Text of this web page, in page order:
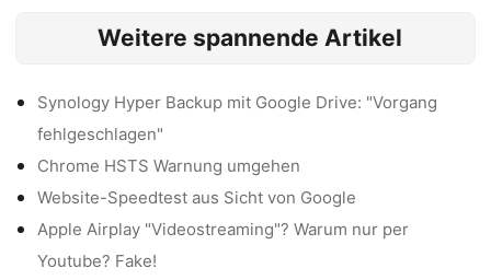
Weitere spannende Artikel
Synology Hyper Backup mit Google Drive: "Vorgang
fehlgeschlagen"
Chrome HSTS Warnung umgehen
Website-Speedtest aus Sicht von Google
Apple Airplay "Videostreaming"? Warum nur per
Youtube? Fake!